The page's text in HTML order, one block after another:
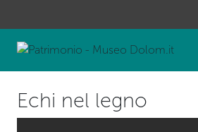
Echi nel legno